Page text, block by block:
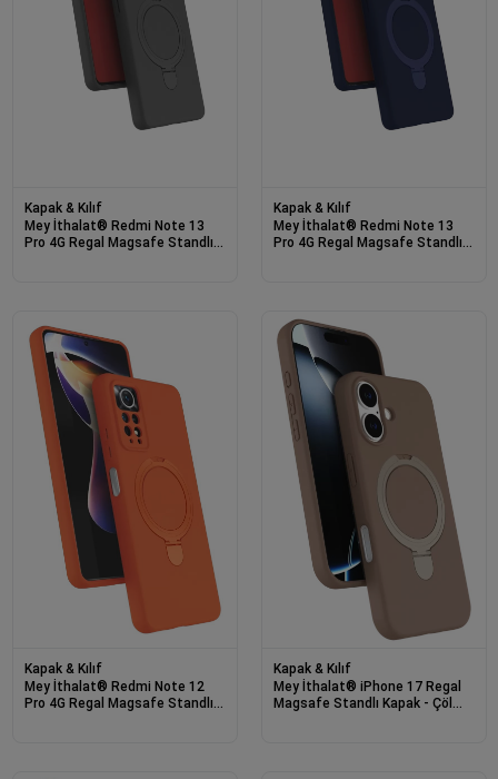
Kapak & Kılıf
Mey İthalat® Redmi Note 13
Pro 4G Regal Magsafe Standlı
Kapak & Kılıf
Mey İthalat® Redmi Note 13
Pro 4G Regal Magsafe Standlı
Kapak & Kılıf
Mey İthalat® Redmi Note 12
Pro 4G Regal Magsafe Standlı
Kapak & Kılıf
Mey İthalat® iPhone 17 Regal
Magsafe Standlı Kapak - Çöl